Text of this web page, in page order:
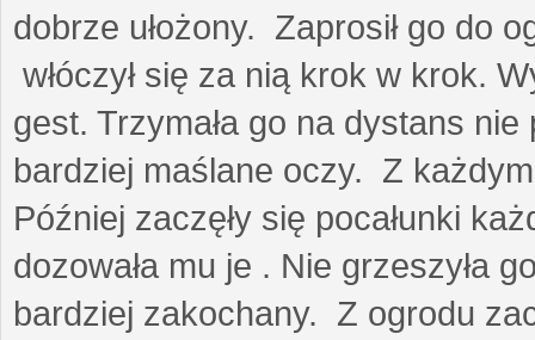
dobrze ułożony. Zaprosił go do
włóczył się za nią krok w krok.
gest. Trzymała go na dystans
bardziej maślane oczy. Z
Później zaczęły się pocałunki
dozowała mu je . Nie grzeszyła
bardziej zakochany. Z ogrodu